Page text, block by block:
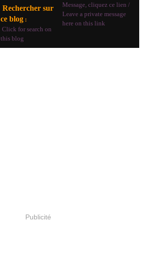
Rechercher sur
ce blog :
Click for search on
this blog
Message, cliquez ce lien /
Leave a private message
here on this link
Publicité